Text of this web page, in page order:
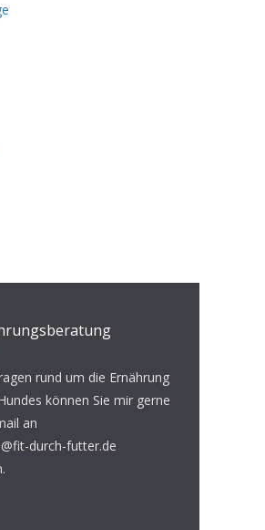
rund um die Ernährung
können Sie mir gerne
an
durch-futter.de